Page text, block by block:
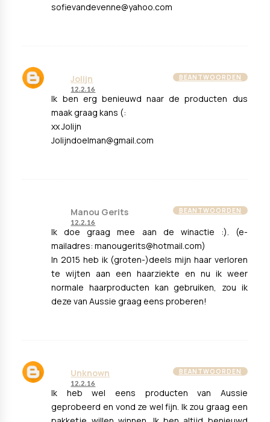
sofievandevenne@yahoo.com
Jolijn
12.2.16
Ik ben erg benieuwd naar de producten dus
maak graag kans (:
xx Jolijn
Jolijndoelman@gmail.com
BEANTWOORDEN
Manou Gerits
12.2.16
Ik doe graag mee aan de winactie :). (e-
mailadres: manougerits@hotmail.com)
In 2015 heb ik (groten-)deels mijn haar verloren
te wijten aan een haarziekte en nu ik weer
normale haarproducten kan gebruiken, zou ik
deze van Aussie graag eens proberen!
BEANTWOORDEN
Unknown
12.2.16
Ik heb wel eens producten van Aussie
geprobeerd en vond ze wel fijn. Ik zou graag een
BEANTWOORDEN